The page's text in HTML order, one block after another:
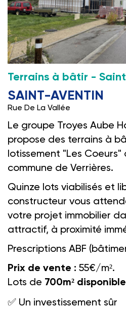
Terrains à bâtir -
SAINT-AVENTIN
Rue De La Vallée
Le groupe Troyes Aube
propose des terrains à
lotissement "Les
commune de Verrières.
Quinze lots viabilisés et
constructeur vous
votre projet immobilier
attractif, à proximité
Prescriptions ABF
Prix de vente : 55€/m².
Lots de 700m²
✅ Un investissement sûr